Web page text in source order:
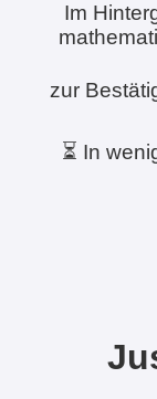
Im
zur
⏳ In